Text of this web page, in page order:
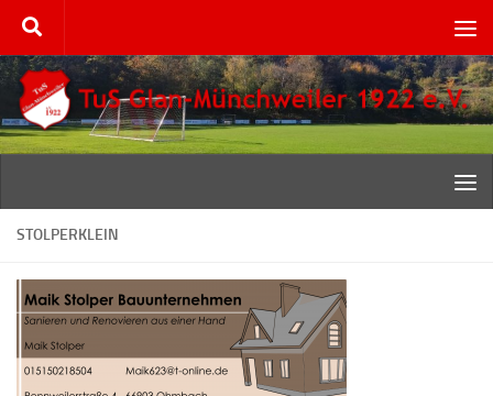
Zum Inhalt springen
STOLPERKLEIN